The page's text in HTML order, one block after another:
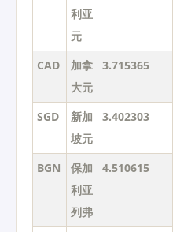
利亚
元
CAD
加拿
大元
3.715365
SGD
新加
坡元
3.402303
BGN
保加
利亚
列弗
4.510615